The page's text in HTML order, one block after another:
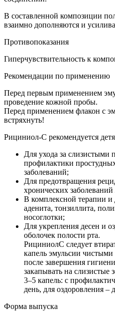
В составленной композиции
взаимно дополняются и
Противопоказания
Гиперчувствительность к
Рекомендации по применению
Перед первым применением
проведение кожной пробы.
Перед применением флакон с
встряхнуть!
Рициниол­-С рекомендуется
Для ухода за слизистыми
профилактики
заболеваний;
Для предотвращения
хронических
В комплексной терапии и
аденита, тонзиллита,
носоглотки;
Для укрепления десен и
оболочек полости рта.
Рициниол­С следует
капель эмульсии
после завершения
закапывать на слизистые
3–5 капель: с
день, для оздоровления –
Форма выпуска